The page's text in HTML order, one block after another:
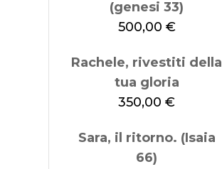
(genesi 33)
500,00 €
Rachele, rivestiti della
tua gloria
350,00€
Sara, il ritorno. (Isaia
66)